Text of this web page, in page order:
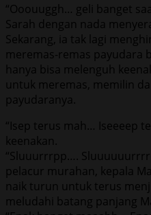
“Ooouuggh… geli banget
Sarah dengan nada
Sekarang, ia tak lagi
meremas-remas payudara
hanya bisa melenguh
untuk meremas, memilin
payudaranya.
“Isep terus mah… Iseeeep
keenakan.
“Sluuurrrpp….
pelacur murahan, kepala
naik turun untuk terus
meludahi batang panjang